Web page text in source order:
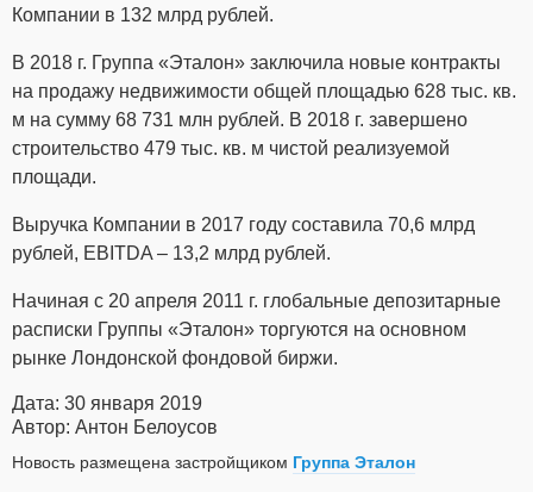
Компании в 132 млрд рублей.
В 2018 г. Группа «Эталон» заключила новые контракты
на продажу недвижимости общей площадью 628 тыс. кв.
м на сумму 68 731 млн рублей. В 2018 г. завершено
строительство 479 тыс. кв. м чистой реализуемой
площади.
Выручка Компании в 2017 году составила 70,6 млрд
рублей, EBITDA – 13,2 млрд рублей.
Начиная с 20 апреля 2011 г. глобальные депозитарные
расписки Группы «Эталон» торгуются на основном
рынке Лондонской фондовой биржи.
Дата: 30 января 2019
Автор: Антон Белоусов
Новость размещена застройщиком Группа Эталон